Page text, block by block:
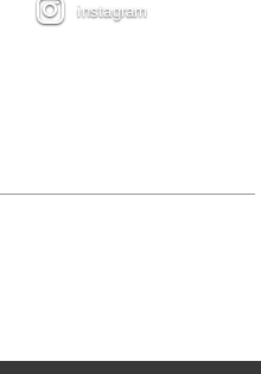
instagram